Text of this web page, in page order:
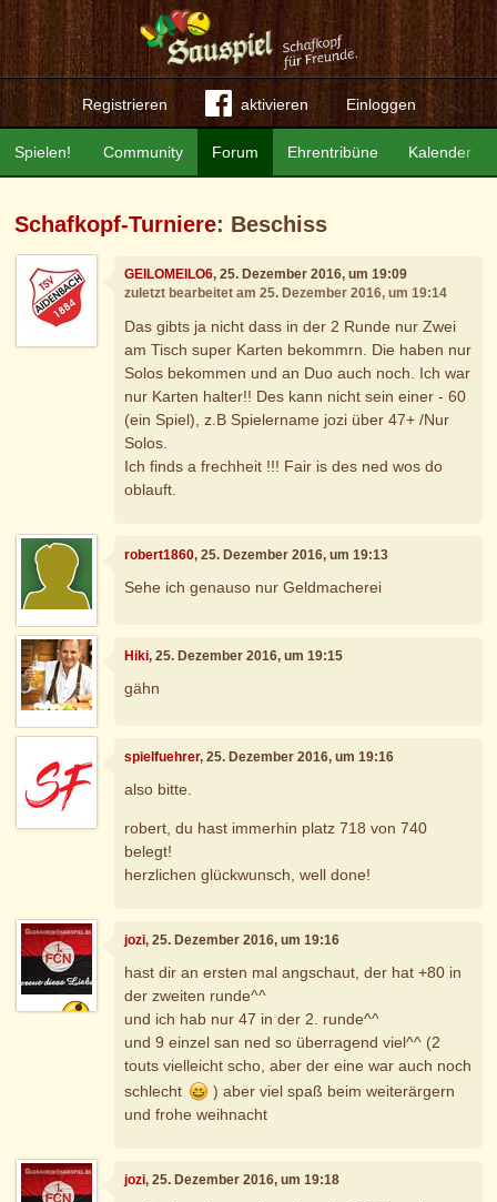
Registrieren aktivieren Einloggen
Community Forum Ehrentribüne Kalender
Spielen!
Schafkopf-Turniere: Beschiss
GEILOMEILO6, 25. Dezember 2016, um 19:09
zuletzt bearbeitet am 25. Dezember 2016, um 19:14
Das gibts ja nicht dass in der 2 Runde nur Zwei
am Tisch super Karten bekommrn. Die haben nur
Solos bekommen und an Duo auch noch. Ich war
nur Karten halter!! Des kann nicht sein einer - 60
(ein Spiel), z.B Spielername jozi über 47+ /Nur
Solos.
Ich finds a frechheit !!! Fair is des ned wos do
oblauft.
robert1860, 25. Dezember 2016, um 19:13
Sehe ich genauso nur Geldmacherei
Hiki, 25. Dezember 2016, um 19:15
gähn
spielfuehrer, 25. Dezember 2016, um 19:16
also bitte.
robert, du hast immerhin platz 718 von 740
belegt!
herzlichen glückwunsch, well done!
jozi, 25. Dezember 2016, um 19:16
hast dir an ersten mal angschaut, der hat +80 in
der zweiten runde^^
und ich hab nur 47 in der 2. runde^^
und 9 einzel san ned so überragend viel^^ (2
touts vielleicht scho, aber der eine war auch noch
schlecht
) aber viel spaß beim weiterärgern
und frohe weihnacht
jozi, 25. Dezember 2016, um 19:18